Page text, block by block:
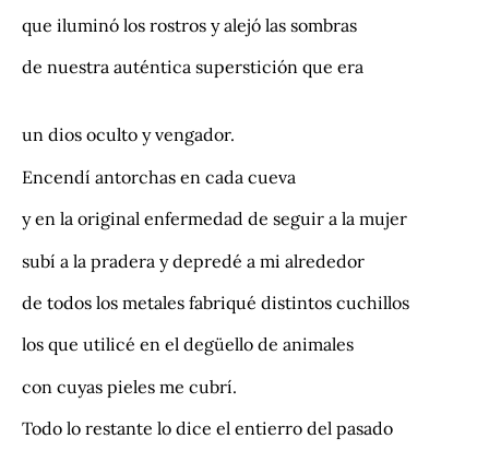
que iluminó los rostros y alejó las sombras
de nuestra auténtica superstición que era
un dios oculto y vengador.
Encendí antorchas en cada cueva
y en la original enfermedad de seguir a la mujer
subí a la pradera y depredé a mi alrededor
de todos los metales fabriqué distintos cuchillos
los que utilicé en el degüello de animales
con cuyas pieles me cubrí.
Todo lo restante lo dice el entierro del pasado